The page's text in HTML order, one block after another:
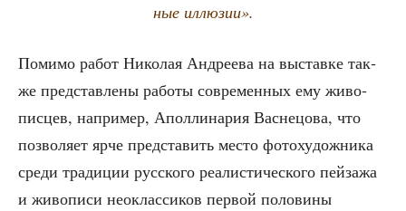
ные иллюзии».
Поми­мо работ Нико­лая Андре­ева на выстав­ке так­
же пред­став­ле­ны рабо­ты совре­мен­ных ему живо­
пис­цев, напри­мер, Апол­ли­на­рия Вас­не­цо­ва, что
поз­во­ля­ет ярче пред­ста­вить место фото­ху­дож­ни­ка
сре­ди тра­ди­ции рус­ско­го реа­ли­сти­че­ско­го пей­за­жа
и живо­пи­си нео­клас­си­ков пер­вой поло­ви­ны